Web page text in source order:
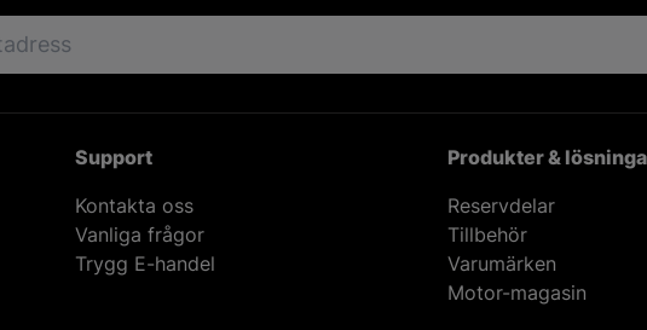
Support
Kontakta oss
Vanliga frågor
Trygg E-handel
Produkter &
Reservdelar
Tillbehör
Varumärken
Motor-magasin